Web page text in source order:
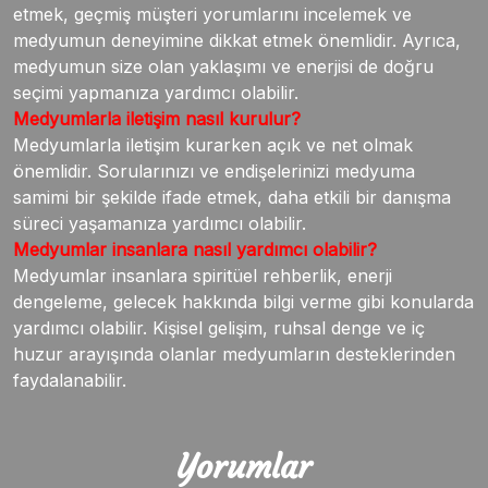
etmek, geçmiş müşteri yorumlarını incelemek ve
medyumun deneyimine dikkat etmek önemlidir. Ayrıca,
medyumun size olan yaklaşımı ve enerjisi de doğru
seçimi yapmanıza yardımcı olabilir.
Medyumlarla iletişim nasıl kurulur?
Medyumlarla iletişim kurarken açık ve net olmak
önemlidir. Sorularınızı ve endişelerinizi medyuma
samimi bir şekilde ifade etmek, daha etkili bir danışma
süreci yaşamanıza yardımcı olabilir.
Medyumlar insanlara nasıl yardımcı olabilir?
Medyumlar insanlara spiritüel rehberlik, enerji
dengeleme, gelecek hakkında bilgi verme gibi konularda
yardımcı olabilir. Kişisel gelişim, ruhsal denge ve iç
huzur arayışında olanlar medyumların desteklerinden
faydalanabilir.
Yorumlar